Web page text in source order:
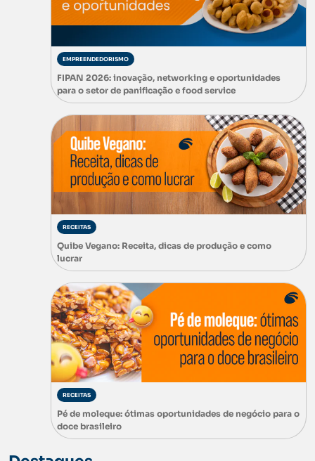
EMPREENDEDORISMO
FIPAN 2026: inovação, networking e oportunidades
para o setor de panificação e food service
RECEITAS
Quibe Vegano: Receita, dicas de produção e como
lucrar
RECEITAS
Pé de moleque: ótimas oportunidades de negócio para o
doce brasileiro